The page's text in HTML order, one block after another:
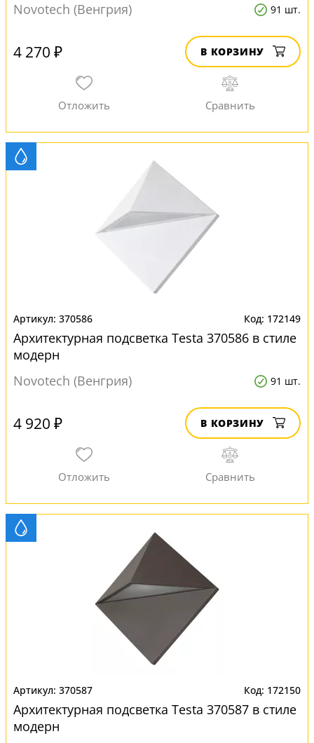
Novotech (Венгрия)
91 шт.
4 270 ₽ В КОРЗИНУ
370586 172149
Архитектурная подсветка Testa 370586 в стиле
модерн
Novotech (Венгрия)
91 шт.
4 920 ₽ В КОРЗИНУ
370587 172150
Архитектурная подсветка Testa 370587 в стиле
модерн